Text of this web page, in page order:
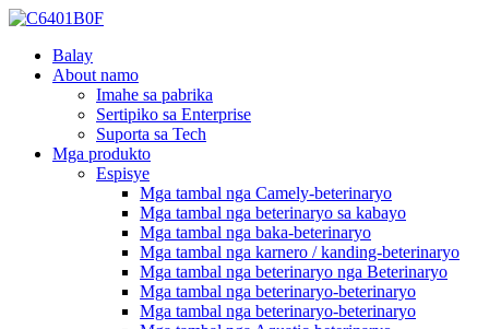
Balay
About namo
Imahe sa pabrika
Sertipiko sa Enterprise
Suporta sa Tech
Mga produkto
Espisye
Mga tambal nga Camely-beterinaryo
Mga tambal nga beterinaryo sa kabayo
Mga tambal nga baka-beterinaryo
Mga tambal nga karnero / kanding-beterinaryo
Mga tambal nga beterinaryo nga Beterinaryo
Mga tambal nga beterinaryo-beterinaryo
Mga tambal nga beterinaryo-beterinaryo